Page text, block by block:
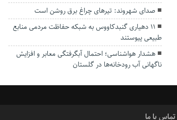
صدای شهروند: تیرهای چراغ برق روشن است
۱۱ دهیاری گنبدکاووس به شبکه حفاظت مردمی منابع
طبیعی پیوستند
هشدار هواشناسی؛ احتمال آبگرفتگی معابر و افزایش
ناگهانی آب رودخانه‌ها در گلستان
تماس با ما